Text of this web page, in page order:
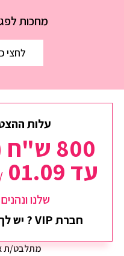
מחכות
לחצי
עלות
800
עד 01.09
שלנו
חברת VIP ? יש לך מחיר מיוחד כמו תמיד
מתלבט/ת